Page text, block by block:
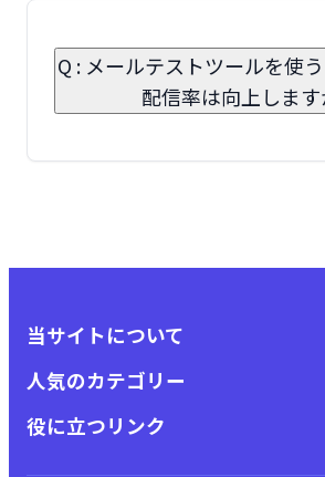
Q : メールテストツールを使
配信率は向上します
当サイトについて
人気のカテゴリー
役に立つリンク